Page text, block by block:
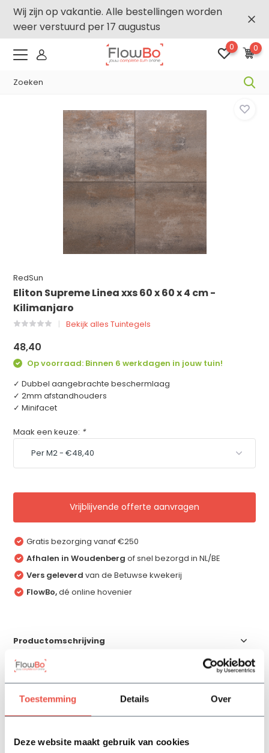
Toestemming Details Over
Deze website maakt gebruik van cookies
Wij zijn op vakantie. Alle bestellingen worden
weer verstuurd per 17 augustus
0 0
RedSun
Eliton Supreme Linea xxs 60 x 60 x 4 cm -
Kilimanjaro
Bekijk alles Tuintegels
48,40
Op voorraad: Binnen 6 werkdagen in jouw tuin!
✓ Dubbel aangebrachte beschermlaag
✓ 2mm afstandhouders
✓ Minifacet
Maak een keuze: *
Vrijblijvende offerte aanvragen
Gratis bezorging vanaf €250
Afhalen in Woudenberg of snel bezorgd in NL/BE
Vers geleverd van de Betuwse kwekerij
FlowBo,dé online hovenier
Productomschrijving
Reviews